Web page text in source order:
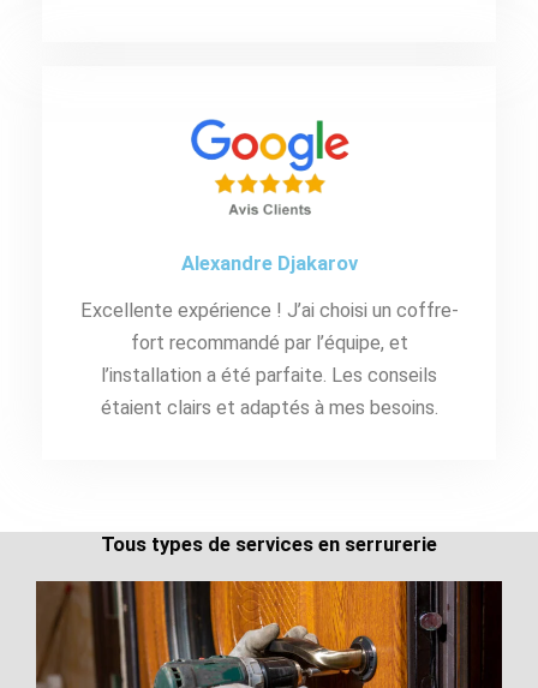
Alexandre Djakarov
Excellente expérience ! J’ai choisi un coffre-
fort recommandé par l’équipe, et
l’installation a été parfaite. Les conseils
étaient clairs et adaptés à mes besoins.
Tous types de services en serrurerie